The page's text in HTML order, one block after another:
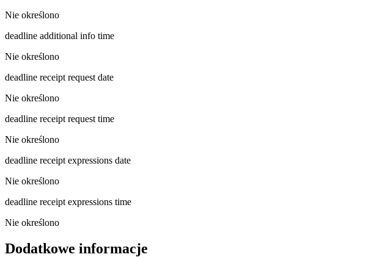
Nie określono
deadline additional info time
Nie określono
deadline receipt request date
Nie określono
deadline receipt request time
Nie określono
deadline receipt expressions date
Nie określono
deadline receipt expressions time
Nie określono
Dodatkowe informacje